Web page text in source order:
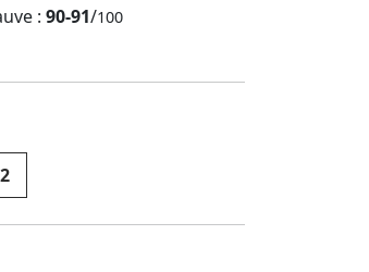
: 90-91/100